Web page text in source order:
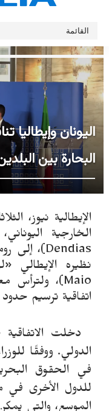
اليونان وإيطاليا
البحارة بين
الإيطالية نيوز، الثلاثاء 9 نوفمبر
الخارجية اليوناني،
Dendias
)
نظيره الإيطالي«
Maio) ، ولترأس
اتفاقية ترسيم
دخلت الاتفاقية
الدولي. ووفقًا
في الحقوق
للدول الأخرى في